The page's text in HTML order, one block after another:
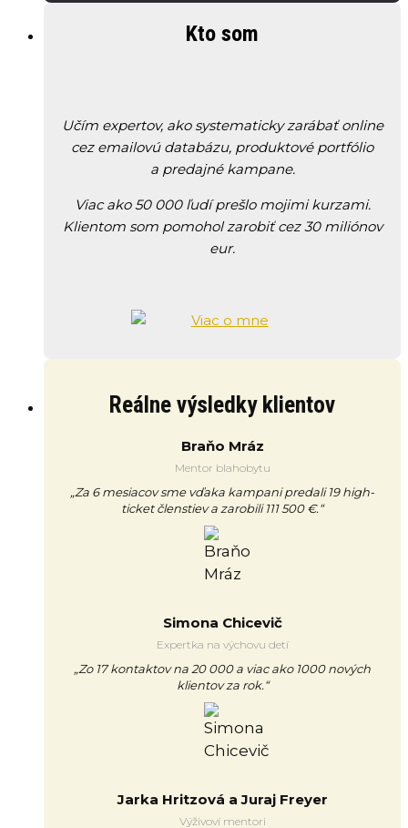
Kto som
Učím expertov, ako systematicky zarábať online
cez emailovú databázu, produktové portfólio
a predajné kampane.
Viac ako 50 000 ľudí prešlo mojimi kurzami.
Klientom som pomohol zarobiť cez 30 miliónov
eur.
Reálne výsledky klientov
Braňo Mráz
Mentor blahobytu
„Za 6 mesiacov sme vďaka kampani predali 19 high-
ticket členstiev a zarobili 111 500 €.“
Simona Chicevič
Expertka na výchovu detí
„Zo 17 kontaktov na 20 000 a viac ako 1000 nových
klientov za rok.“
Jarka Hritzová a Juraj Freyer
Výživoví mentori